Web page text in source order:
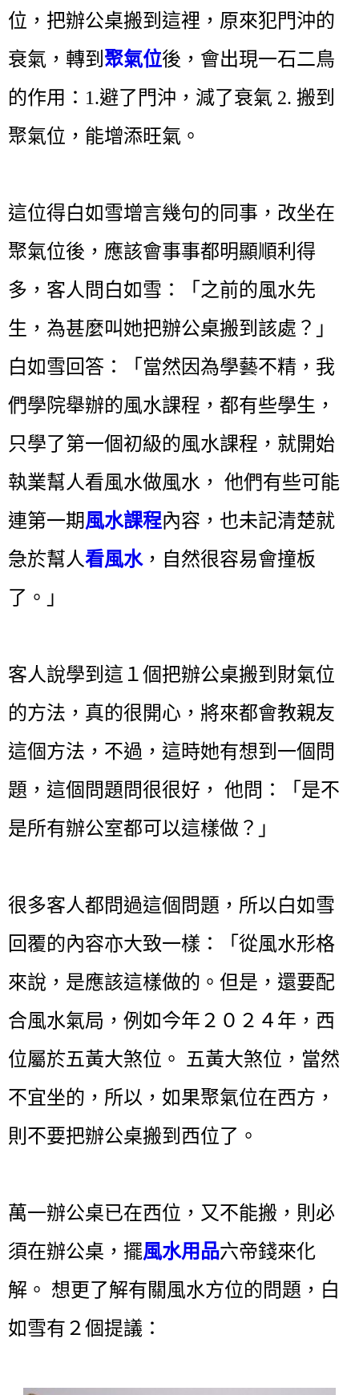
位，把辦公桌搬到這裡，原來犯門沖的
衰氣，轉到 聚氣位後，會出現一石二鳥
的作用：1.避了門沖，減了衰氣 2. 搬到
聚氣位，能增添旺氣。
這位得白如雪增言幾句的同事，改坐在
聚氣位後，應該會事事都明顯順利得
多，客人問白如雪：「之前的風水先
生，為甚麼叫她把辦公桌搬到該處？」
白如雪回答：「當然因為學藝不精，我
們學院舉辦的風水課程，都有些學生，
只學了第一個初級的風水課程，就開始
執業幫人看風水做風水， 他們有些可能
連第一期風水課程內容，也未記清楚就
急於幫人看風水，自然很容易會撞板
了。」
客人說學到這１個把辦公桌搬到財氣位
的方法，真的很開心，將來都會教親友
這個方法，不過，這時她有想到一個問
題，這個問題問很很好， 他問：「是不
是所有辦公室都可以這樣做？」
很多客人都問過這個問題，所以白如雪
回覆的內容亦大致一樣：「從風水形格
來說，是應該這樣做的。但是，還要配
合風水氣局，例如今年２０２４年，西
位屬於五黃大煞位。 五黃大煞位，當然
不宜坐的，所以，如果聚氣位在西方，
則不要把辦公桌搬到西位了。
萬一辦公桌已在西位，又不能搬，則必
須在辦公桌，擺風水用品六帝錢來化
解。 想更了解有關風水方位的問題，白
如雪有２個提議：